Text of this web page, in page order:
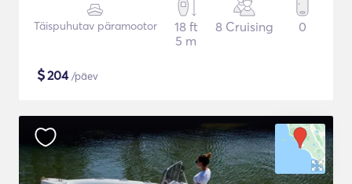
Täispuhutav päramootor
18 ft
5 m
8 Cruising 0
$204/päev